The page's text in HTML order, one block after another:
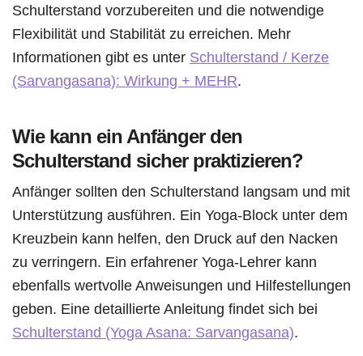
Schulterstand vorzubereiten und die notwendige
Flexibilität und Stabilität zu erreichen. Mehr
Informationen gibt es unter Schulterstand / Kerze
(Sarvangasana): Wirkung + MEHR.
Wie kann ein Anfänger den
Schulterstand sicher praktizieren?
Anfänger sollten den Schulterstand langsam und mit
Unterstützung ausführen. Ein Yoga-Block unter dem
Kreuzbein kann helfen, den Druck auf den Nacken
zu verringern. Ein erfahrener Yoga-Lehrer kann
ebenfalls wertvolle Anweisungen und Hilfestellungen
geben. Eine detaillierte Anleitung findet sich bei
Schulterstand (Yoga Asana: Sarvangasana).